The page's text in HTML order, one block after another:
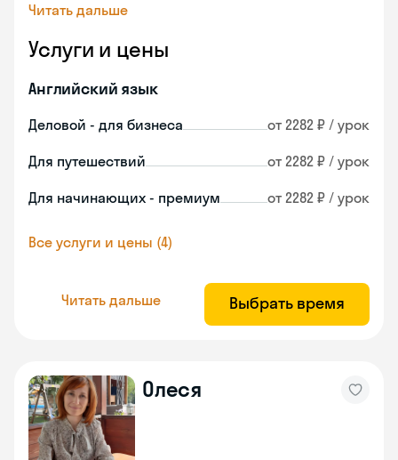
Читать дальше
Услуги и цены
Английский язык
Деловой - для бизнеса от 2282 ₽ / урок
Для путешествий от 2282 ₽ / урок
Для начинающих - премиум от 2282 ₽ / урок
Все услуги и цены (4)
Читать дальше Выбрать время
Олеся